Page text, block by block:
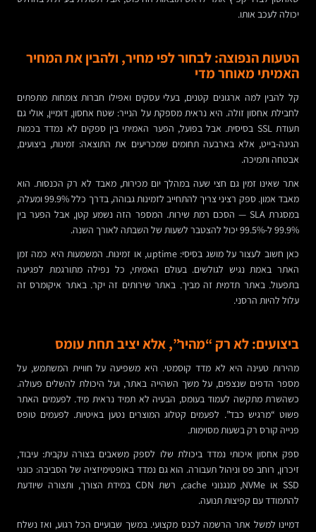
יכולה לעכב אותו.
הטעות הנפוצה: לבחור לפי מחיר, ולהבין את המחיר
האמיתי מאוחר מדי
קל להבין למה ארגונים קטנים, בעלי עסקים ואפילו חברות צומחות מתפתים
לחבילת אחסון זולה. היא נראית מספקת על הנייר: שטח אחסון, דומיין, אולי גם
תעודת SSL בסיסית. אבל בפועל, הפער האמיתי בין ספקים לא נמדד בכמות
הגיגה-בייט, אלא בארבעה תחומים שמכריעים את התוצאה: זמינות, ביצועים,
אבטחה ותמיכה.
אתר שאינו זמין גם חצי שעה במהלך יום מכירות, מאבד לא רק הכנסות. הוא
מאבד אמון. ספק רציני צריך להתחייב לזמינות גבוהה, בדרך כלל 99.9% ומעלה,
במסגרת SLA — הסכם רמת שירות. המספר הזה נשמע קטן, אבל הפער בין
99.9% ל-99.5% יכול להצטבר לשעות של השבתה לאורך השנה.
כאן חשוב לעצור על מושג בסיסי: uptime, או זמינות. המשמעות היא כמה זמן
האתר באמת נגיש לגולשים. בעולם האמיתי, כל נפילה מתורגמת לפגיעה
בתפעול. באתר תדמית זה מביך. באתר שירותים זה יקר. באתר איקומרס זה
עלול להיות הרסני.
ביצועים: לא רק “מהיר”, אלא יציב תחת עומס
מהירות טעינה היא לא מדד קוסמטי. היא משפיעה על חוויית המשתמש, על
מספר הדפים שנצפים, על משך השהייה באתר, ועל היכולת להשלים פעולה.
כשהשרת מתקשה לעמוד בעומס, הבעיה לא תמיד נראית מיד. לפעמים האתר
פשוט “מרגיש כבד”. לפעמים קטלוג המוצרים נטען באיטיות. לפעמים טופס
פנייה קורס רק בשעות מסוימות.
ספק אחסון איכותי נמדד ביכולת שלו לספק משאבים בצורה עקבית: עיבוד,
זיכרון, רוחב פס וניהול תעבורה. הוא גם נמדד באופטימיזציה של הסביבה: כונני
SSD או NVMe, מנגנוני cache, רשת CDN במידת הצורך, ותצורה שיודעת
להתמודד עם קפיצות תנועה.
דמיינו למשל אתר הרשמה לכנס מקצועי. במשך שבועיים הכל רגוע, ואז נשלח